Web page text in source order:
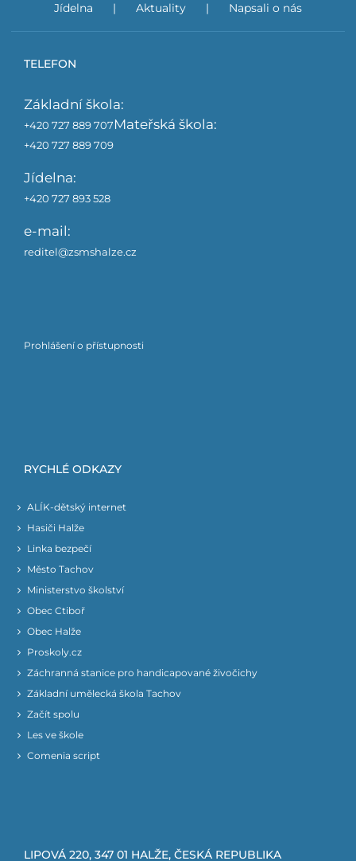
Jídelna
Aktuality Napsali o nás
TELEFON
Základní škola:
+420 727 889 707Mateřská škola:
+420 727 889 709
Jídelna:
+420 727 893 528
e-mail:
reditel@zsmshalze.cz
Prohlášení o přístupnosti
RYCHLÉ ODKAZY
ALÍK-dětský internet
Hasiči Halže
Linka bezpečí
Město Tachov
Ministerstvo školství
Obec Ctiboř
Obec Halže
Proskoly.cz
Záchranná stanice pro handicapované živočichy
Základní umělecká škola Tachov
Začít spolu
Les ve škole
Comenia script
LIPOVÁ 220, 347 01 HALŽE, ČESKÁ REPUBLIKA